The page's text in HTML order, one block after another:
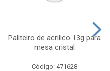
Paliteiro de acrilico 13g para
mesa cristal
Código: 471628